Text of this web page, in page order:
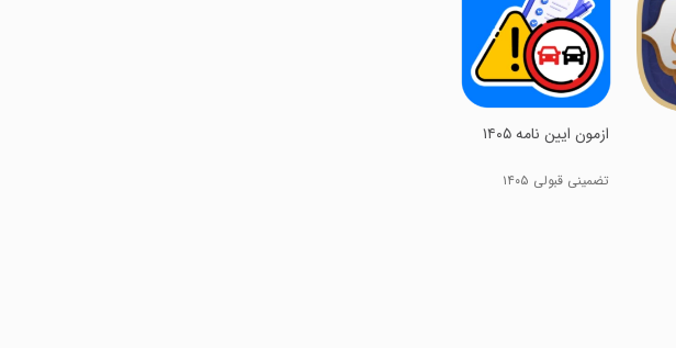
‏‏‏‏‏‏‏‏‏‏‏ازمون ایین نامه ۱۴۰۵
تضمینی قبولی ۱۴۰۵